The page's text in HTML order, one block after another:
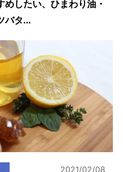
めしたい、ひまわり油・
バタ...
2021/02/08